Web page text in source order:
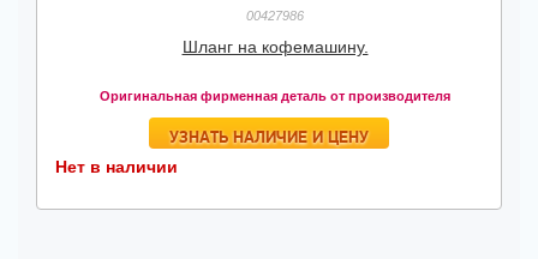
00427986
Шланг на кофемашину.
Оригинальная фирменная деталь от производителя
УЗНАТЬ НАЛИЧИЕ И ЦЕНУ
Нет в наличии